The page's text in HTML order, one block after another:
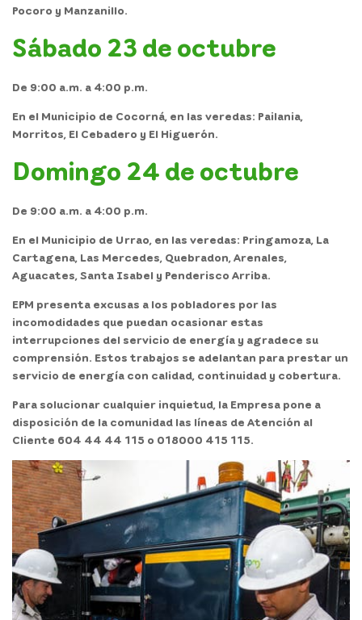
Pocoro y Manzanillo.
Sábado 23 de octubre
De 9:00 a.m. a 4:00 p.m.
En el Municipio de Cocorná, en las veredas: Pailania,
Morritos, El Cebadero y El Higuerón.
Domingo 24 de octubre
De 9:00 a.m. a 4:00 p.m.
En el Municipio de Urrao, en las veredas: Pringamoza, La
Cartagena, Las Mercedes, Quebradon, Arenales,
Aguacates, Santa Isabel y Penderisco Arriba.
EPM presenta excusas a los pobladores por las
incomodidades que puedan ocasionar estas
interrupciones del servicio de energía y agradece su
comprensión. Estos trabajos se adelantan para prestar un
servicio de energía con calidad, continuidad y cobertura.
Para solucionar cualquier inquietud, la Empresa pone a
disposición de la comunidad las líneas de Atención al
Cliente 604 44 44 115 o 018000 415 115.